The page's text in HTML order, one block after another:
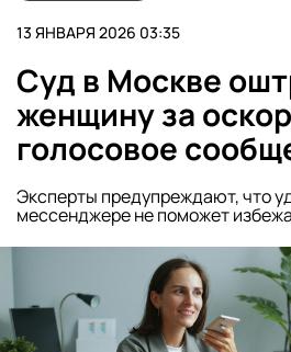
13 ЯНВАРЯ 2026 03:35
Суд в Москве
женщину за
голосовое
Эксперты предупреждают, что
мессенджере не поможет